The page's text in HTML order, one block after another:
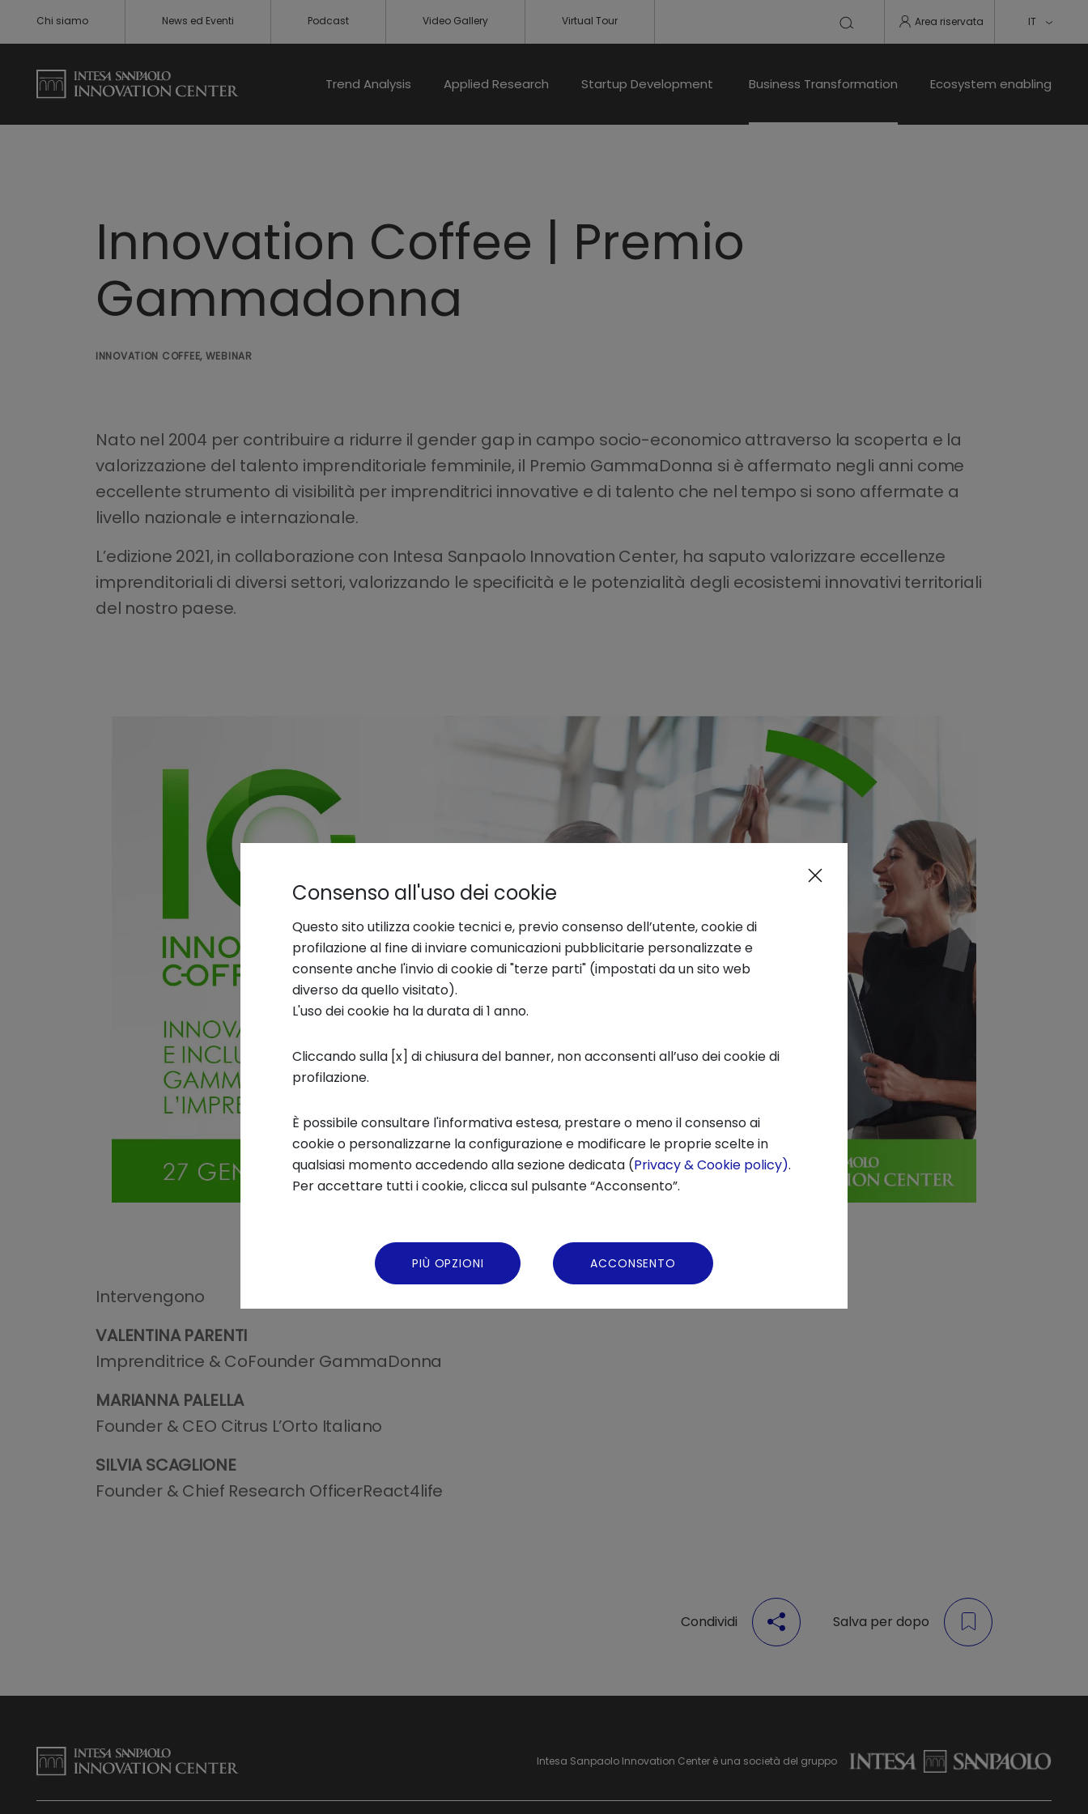
Chi siamo News ed Eventi Podcast Video Gallery Virtual Tour Area riservata IT
Trend Analysis Applied Research Startup Development Business Transformation Ecosystem enabling
Innovation Coffee | Premio
Gammadonna
INNOVATION COFFEE, WEBINAR
Nato nel 2004 per contribuire a ridurre il gender gap in campo socio-economico attraverso la scoperta e la
valorizzazione del talento imprenditoriale femminile, il Premio GammaDonna si è affermato negli anni come
eccellente strumento di visibilità per imprenditrici innovative e di talento che nel tempo si sono affermate a
livello nazionale e internazionale.
L’edizione 2021, in collaborazione con Intesa Sanpaolo Innovation Center, ha saputo valorizzare eccellenze
imprenditoriali di diversi settori, valorizzando le specificità e le potenzialità degli ecosistemi innovativi territoriali
del nostro paese.
Intervengono
VALENTINA PARENTI
Imprenditrice & CoFounder GammaDonna
MARIANNA PALELLA
Founder & CEO Citrus L’Orto Italiano
SILVIA SCAGLIONE
Founder & Chief Research OfficerReact4life
Condividi Salva per dopo
Intesa Sanpaolo Innovation Center è una società del gruppo
Consenso all'uso dei cookie
Questo sito utilizza cookie tecnici e, previo consenso dell’utente, cookie di
profilazione al fine di inviare comunicazioni pubblicitarie personalizzate e
consente anche l'invio di cookie di "terze parti" (impostati da un sito web
diverso da quello visitato).
L'uso dei cookie ha la durata di 1 anno.
Cliccando sulla [x] di chiusura del banner, non acconsenti all’uso dei cookie di
profilazione.
È possibile consultare l'informativa estesa, prestare o meno il consenso ai
cookie o personalizzarne la configurazione e modificare le proprie scelte in
qualsiasi momento accedendo alla sezione dedicata (Privacy & Cookie policy).
Per accettare tutti i cookie, clicca sul pulsante “Acconsento”.
PIÙ OPZIONI ACCONSENTO